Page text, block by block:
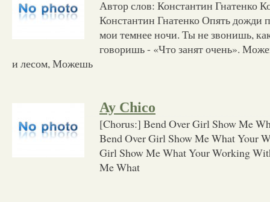
Автор слов: Константин Гнатенко
Константин Гнатенко Опять дожди
мои темнее ночи. Ты не звонишь,
говоришь - «Что занят очень».
и лесом, Можешь
Ay Chico
[Chorus:] Bend Over Girl Show Me
Bend Over Girl Show Me What Your
Girl Show Me What Your Working
Me What